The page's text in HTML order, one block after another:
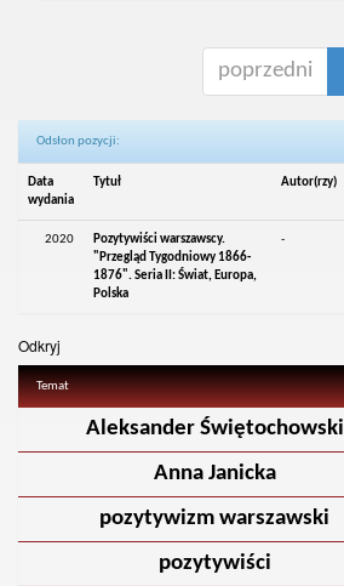
poprzedni
Odsłon pozycji:
Data
wydania
Tytuł Autor(rzy)
2020
Pozytywiści warszawscy.
"Przegląd Tygodniowy 1866-
1876". Seria II: Świat, Europa,
Polska
-
Odkryj
Temat
Aleksander Świętochowski
Anna Janicka
pozytywizm warszawski
pozytywiści